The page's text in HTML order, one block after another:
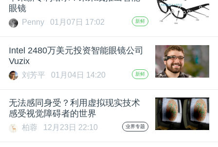
眼镜
Penny 01月07日 17:02 新鲜
Intel 2480万美元投资智能眼镜公司
Vuzix
刘芳平 01月04日 14:20 新鲜
无法感同身受？利用虚拟现实技术
感受视觉障碍者的世界
柏蓉 12月23日 22:10 业界专题